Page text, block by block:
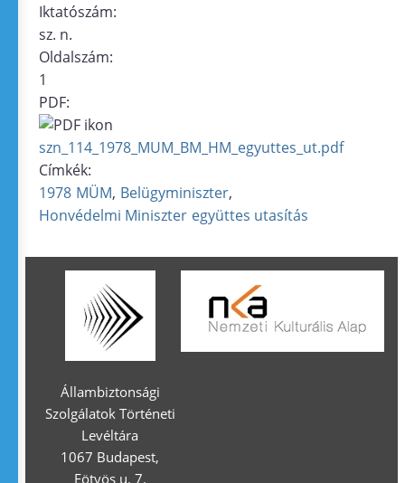
Iktatószám:
sz. n.
Oldalszám:
1
PDF:
szn_114_1978_MUM_BM_HM_egyuttes_ut.pdf
Címkék:
1978 MÜM Belügyminiszter
Honvédelmi Miniszter együttes utasítás
Állambiztonsági
Szolgálatok Történeti
Levéltára
1067 Budapest,
Eötvös u. 7.